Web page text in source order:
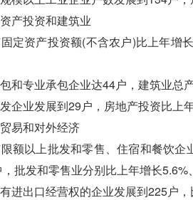
投资和建筑业
资产投资额(不含农户)比上年增
专业承包企业达44户，建筑业总产
业发展到29户，房地产投资比上年
和对外经济
以上批发和零售、住宿和餐饮企
批发和零售业分别比上年增长
出口经营权的企业发展到225户，